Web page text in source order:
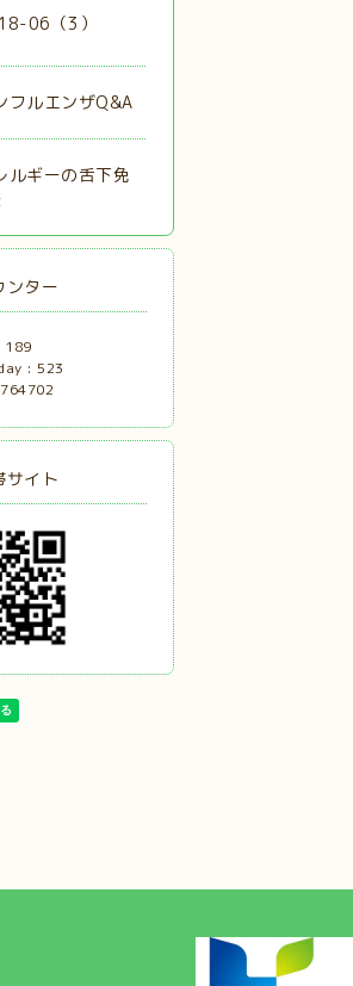
06（3）
フルエンザQ&A
ルギーの舌下免
ンター
189
: 523
764702
サイト